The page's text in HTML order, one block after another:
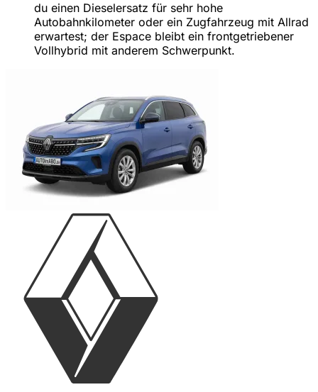
du einen Dieselersatz für sehr hohe
Autobahnkilometer oder ein Zugfahrzeug mit Allrad
erwartest; der Espace bleibt ein frontgetriebener
Vollhybrid mit anderem Schwerpunkt.